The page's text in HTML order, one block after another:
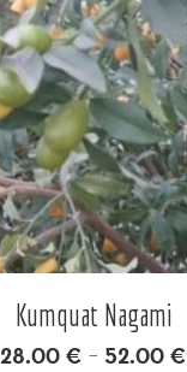
Kumquat Nagami
28.00 € – 52.00 €